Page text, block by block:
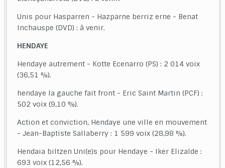
Unis pour Hasparren - Hazparne berriz erne - Benat
Inchauspe (DVD) : à venir.
HENDAYE
Hendaye autrement - Kotte Ecenarro (PS) : 2 014 voix
(36,51 %).
hendaye la gauche fait front - Eric Saint Martin (PCF) :
502 voix (9,10 %).
Action et conviction, Hendaye une ville en mouvement
- Jean-Baptiste Sallaberry : 1 599 voix (28,98 %).
Hendaia biltzen Uni(e)s pour Hendaye - Iker Elizalde :
693 voix (12,56 %).